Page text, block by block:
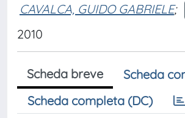
CAVALCA, GUIDO GABRIELE;
2010
Scheda breve
Scheda
Scheda completa (DC)